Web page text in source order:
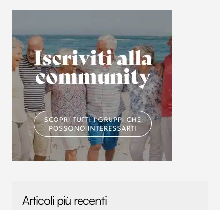
Articoli più recenti